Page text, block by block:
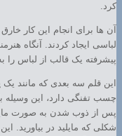
کرد.
آن ها برای انجام این کار
لباسی ایجاد کردند. آنگاه
پیشرفته یک قالب از لباس را
این قلم سه بعدی که مانند یک
چسب تفنگی دارد، این وسیله
پس از ذوب شدن به صورت
شکلی که مایلید در بیاورید.